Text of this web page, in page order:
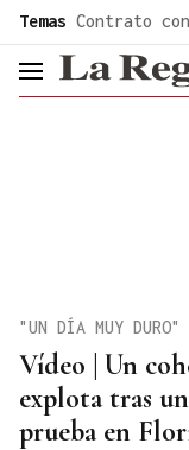
Temas Contrato
header.menu.open
Vídeo | Un
explota tras
prueba en
"UN DÍA MUY DURO"